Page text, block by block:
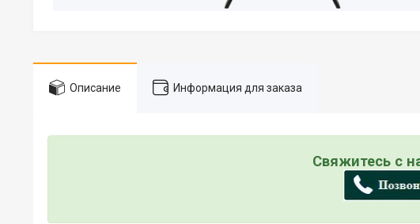
Описание Информация для заказа
Свяжитесь с